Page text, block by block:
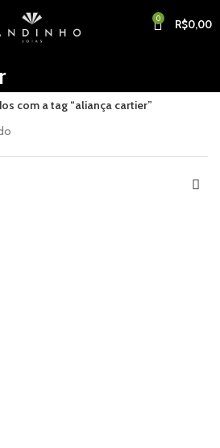
0 R$0,00
com a tag “aliança cartier”